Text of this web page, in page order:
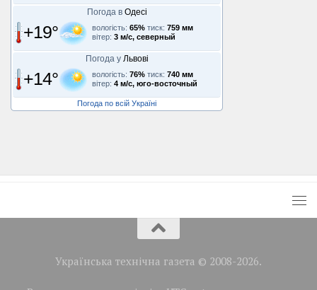
Погода в Одесі
+19° вологість: 65% тиск: 759 мм
вітер: 3 м/с, северный
Погода у Львові
+14° вологість: 76% тиск: 740 мм
вітер: 4 м/с, юго-восточный
Погода по всій Україні
Українська технічна газета © 2008-2026.